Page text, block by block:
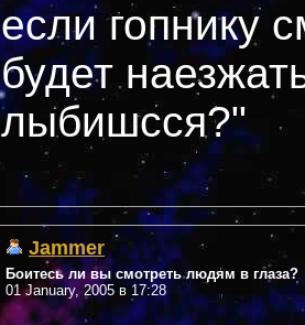
если гопнику
будет
лыбишсся?"
Jammer
Боитесь ли вы смотреть людям в глаза?
01 January, 2005 в 17:28